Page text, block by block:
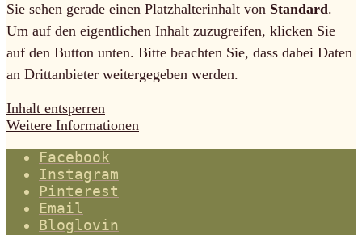
Sie sehen gerade einen Platzhalterinhalt von Standard.
Um auf den eigentlichen Inhalt zuzugreifen, klicken Sie
auf den Button unten. Bitte beachten Sie, dass dabei Daten
an Drittanbieter weitergegeben werden.
Inhalt entsperren
Weitere Informationen
Facebook
Instagram
Pinterest
Email
Bloglovin